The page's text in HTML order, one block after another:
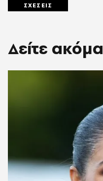
ΣΧΕΣΕΙΣ
Δείτε ακόμα